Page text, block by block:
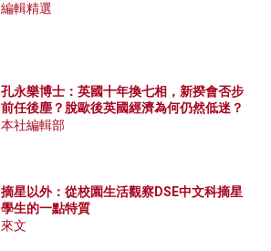
編輯精選
孔永樂博士：英國十年換七相，新揆會否步
前任後塵？脫歐後英國經濟為何仍然低迷？
本社編輯部
摘星以外：從校園生活觀察DSE中文科摘星
學生的一點特質
來文